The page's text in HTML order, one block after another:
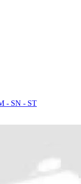
- SN - ST